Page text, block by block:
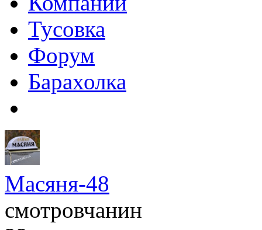
Тусовка
Форум
Барахолка
Масяня-48
смотровчанин